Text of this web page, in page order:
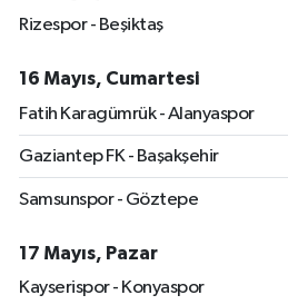
Rizespor - Beşiktaş
16 Mayıs, Cumartesi
Fatih Karagümrük - Alanyaspor
Gaziantep FK - Başakşehir
Samsunspor - Göztepe
17 Mayıs, Pazar
Kayserispor - Konyaspor